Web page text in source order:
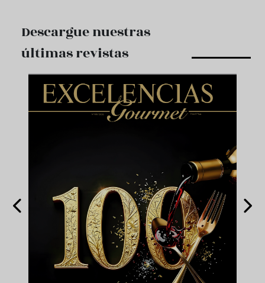
Descargue nuestras
últimas revistas